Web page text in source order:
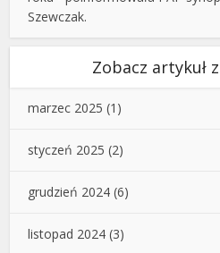
Szewczak.
Zobacz artykuł
marzec 2025 (1)
styczeń 2025 (2)
grudzień 2024 (6)
listopad 2024 (3)